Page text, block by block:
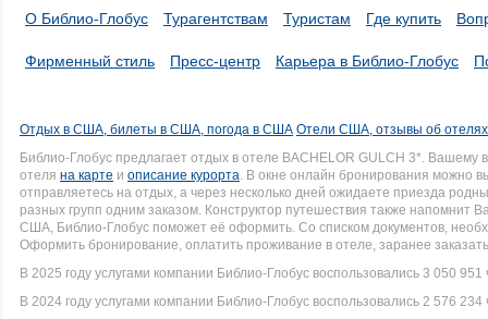
О Библио-Глобус Турагентствам Туристам Где купить
Фирменный стиль Пресс-центр Карьера в Библио-Глобус
Отдых в США, билеты в США, погода в США Отели США, отзывы об
Библио-Глобус предлагает отдых в отеле BACHELOR GULCH 3*.
отеля на карте и описание курорта. В окне онлайн бронирования можно
отправляетесь на отдых, а через несколько дней ожидаете приезда
разных групп одним заказом. Конструктор путешествия также напомнит
США, Библио-Глобус поможет её оформить. Со списком документов,
Оформить бронирование, оплатить проживание в отеле, заранее
В 2025 году услугами компании Библио-Глобус воспользовались 3 050 951
В 2024 году услугами компании Библио-Глобус воспользовались 2 576 234